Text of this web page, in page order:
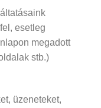
esetleg
megadott
stb.)
üzeneteket,